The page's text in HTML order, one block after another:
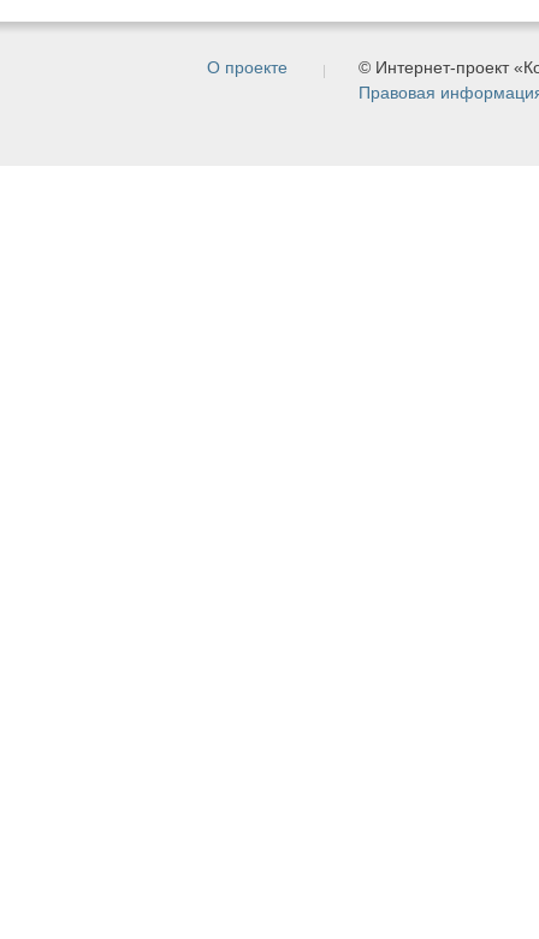
О проекте
© Интернет-проект
Правовая